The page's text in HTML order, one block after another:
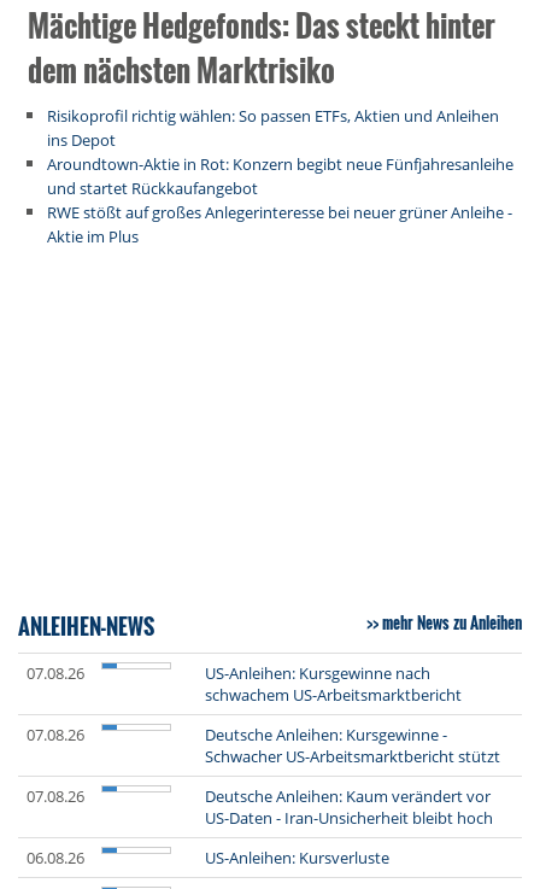
Mächtige Hedgefonds: Das steckt hinter
dem nächsten Marktrisiko
Risikoprofil richtig wählen: So passen ETFs, Aktien und Anleihen
ins Depot
Aroundtown-Aktie in Rot: Konzern begibt neue Fünfjahresanleihe
und startet Rückkaufangebot
RWE stößt auf großes Anlegerinteresse bei neuer grüner Anleihe -
Aktie im Plus
ANLEIHEN-NEWS mehr News zu Anleihen
07.08.26
US-Anleihen: Kursgewinne nach
schwachem US-Arbeitsmarktbericht
07.08.26
Deutsche Anleihen: Kursgewinne -
Schwacher US-Arbeitsmarktbericht stützt
07.08.26
Deutsche Anleihen: Kaum verändert vor
US-Daten - Iran-Unsicherheit bleibt hoch
06.08.26
US-Anleihen: Kursverluste